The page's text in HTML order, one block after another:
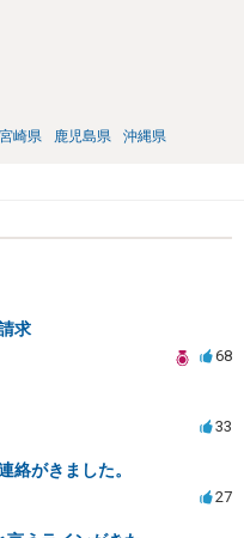
まうため、配当を待つとい
資詐欺の実情や処理方針を的
信頼できるかどうかのポイ
宮崎県 鹿児島県 沖縄県
求
68
33
絡がきました。
27